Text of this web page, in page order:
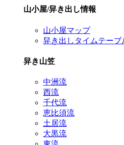
山小屋/舁き出し情報
山小屋マップ
舁き出しタイムテーブ
舁き山笠
中洲流
西流
千代流
恵比須流
土居流
大黒流